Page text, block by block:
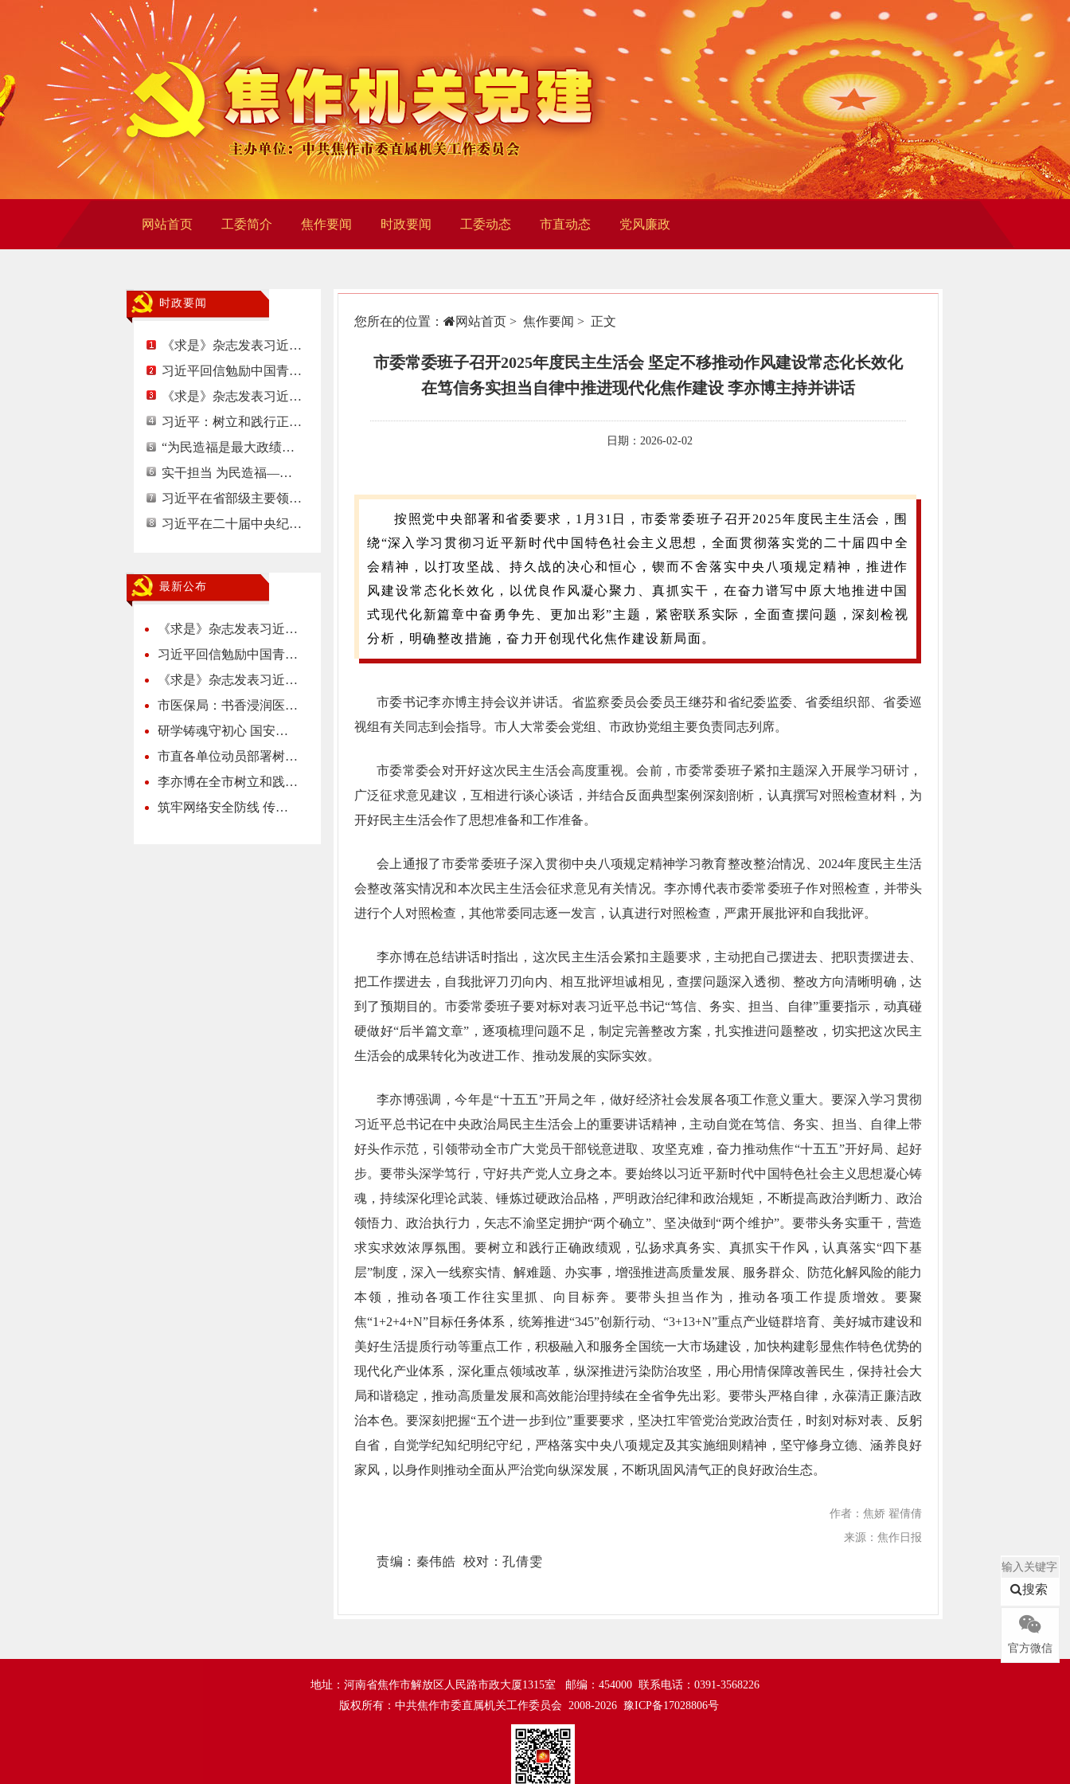
网站首页 工委简介 焦作要闻 时政要闻 工委动态 市直动态 党风廉政
时政要闻
《求是》杂志发表习近…
习近平回信勉励中国青…
《求是》杂志发表习近…
习近平：树立和践行正…
“为民造福是最大政绩…
实干担当 为民造福—…
习近平在省部级主要领…
习近平在二十届中央纪…
最新公布
《求是》杂志发表习近…
习近平回信勉励中国青…
《求是》杂志发表习近…
市医保局：书香浸润医…
研学铸魂守初心 国安…
市直各单位动员部署树…
李亦博在全市树立和践…
筑牢网络安全防线 传…
您所在的位置： 网站首页 > 焦作要闻 > 正文
市委常委班子召开2025年度民主生活会 坚定不移推动作风建设常态化长效化
在笃信务实担当自律中推进现代化焦作建设 李亦博主持并讲话
日期：2026-02-02
按照党中央部署和省委要求，1月31日，市委常委班子召开2025年度民主生活会，围
绕“深入学习贯彻习近平新时代中国特色社会主义思想，全面贯彻落实党的二十届四中全
会精神，以打攻坚战、持久战的决心和恒心，锲而不舍落实中央八项规定精神，推进作
风建设常态化长效化，以优良作风凝心聚力、真抓实干，在奋力谱写中原大地推进中国
式现代化新篇章中奋勇争先、更加出彩”主题，紧密联系实际，全面查摆问题，深刻检视
分析，明确整改措施，奋力开创现代化焦作建设新局面。
市委书记李亦博主持会议并讲话。省监察委员会委员王继芬和省纪委监委、省委组织部、省委巡
视组有关同志到会指导。市人大常委会党组、市政协党组主要负责同志列席。
市委常委会对开好这次民主生活会高度重视。会前，市委常委班子紧扣主题深入开展学习研讨，
广泛征求意见建议，互相进行谈心谈话，并结合反面典型案例深刻剖析，认真撰写对照检查材料，为
开好民主生活会作了思想准备和工作准备。
会上通报了市委常委班子深入贯彻中央八项规定精神学习教育整改整治情况、2024年度民主生活
会整改落实情况和本次民主生活会征求意见有关情况。李亦博代表市委常委班子作对照检查，并带头
进行个人对照检查，其他常委同志逐一发言，认真进行对照检查，严肃开展批评和自我批评。
李亦博在总结讲话时指出，这次民主生活会紧扣主题要求，主动把自己摆进去、把职责摆进去、
把工作摆进去，自我批评刀刃向内、相互批评坦诚相见，查摆问题深入透彻、整改方向清晰明确，达
到了预期目的。市委常委班子要对标对表习近平总书记“笃信、务实、担当、自律”重要指示，动真碰
硬做好“后半篇文章”，逐项梳理问题不足，制定完善整改方案，扎实推进问题整改，切实把这次民主
生活会的成果转化为改进工作、推动发展的实际实效。
李亦博强调，今年是“十五五”开局之年，做好经济社会发展各项工作意义重大。要深入学习贯彻
习近平总书记在中央政治局民主生活会上的重要讲话精神，主动自觉在笃信、务实、担当、自律上带
好头作示范，引领带动全市广大党员干部锐意进取、攻坚克难，奋力推动焦作“十五五”开好局、起好
步。要带头深学笃行，守好共产党人立身之本。要始终以习近平新时代中国特色社会主义思想凝心铸
魂，持续深化理论武装、锤炼过硬政治品格，严明政治纪律和政治规矩，不断提高政治判断力、政治
领悟力、政治执行力，矢志不渝坚定拥护“两个确立”、坚决做到“两个维护”。要带头务实重干，营造
求实求效浓厚氛围。要树立和践行正确政绩观，弘扬求真务实、真抓实干作风，认真落实“四下基
层”制度，深入一线察实情、解难题、办实事，增强推进高质量发展、服务群众、防范化解风险的能力
本领，推动各项工作往实里抓、向目标奔。要带头担当作为，推动各项工作提质增效。要聚
焦“1+2+4+N”目标任务体系，统筹推进“345”创新行动、“3+13+N”重点产业链群培育、美好城市建设和
美好生活提质行动等重点工作，积极融入和服务全国统一大市场建设，加快构建彰显焦作特色优势的
现代化产业体系，深化重点领域改革，纵深推进污染防治攻坚，用心用情保障改善民生，保持社会大
局和谐稳定，推动高质量发展和高效能治理持续在全省争先出彩。要带头严格自律，永葆清正廉洁政
治本色。要深刻把握“五个进一步到位”重要要求，坚决扛牢管党治党政治责任，时刻对标对表、反躬
自省，自觉学纪知纪明纪守纪，严格落实中央八项规定及其实施细则精神，坚守修身立德、涵养良好
家风，以身作则推动全面从严治党向纵深发展，不断巩固风清气正的良好政治生态。
作者：焦娇 翟倩倩
来源：焦作日报
责编：秦伟皓 校对：孔倩雯
地址：河南省焦作市解放区人民路市政大厦1315室 邮编：454000 联系电话：0391-3568226
版权所有：中共焦作市委直属机关工作委员会 2008-2026 豫ICP备17028806号
搜索
官方微信